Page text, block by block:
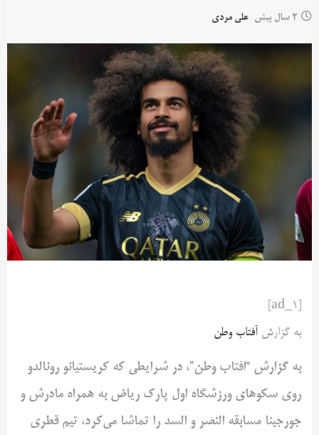
2 سال پیش علی مردی
به گزارش آفتاب وطن
به گزارش “افتاب وطن”، در شرایطی که کریستیانو رونالدو
روی سکوهای ورزشگاه اول پارک ریاض به همراه مادرش و
جورجینا مسابقه النصر و السد را تماشا می‌کرد، تیم قطری